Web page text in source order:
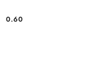
Cena:
0.60